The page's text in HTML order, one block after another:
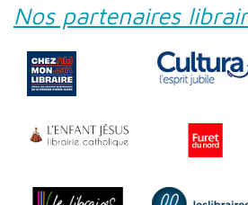
Nos partenaires